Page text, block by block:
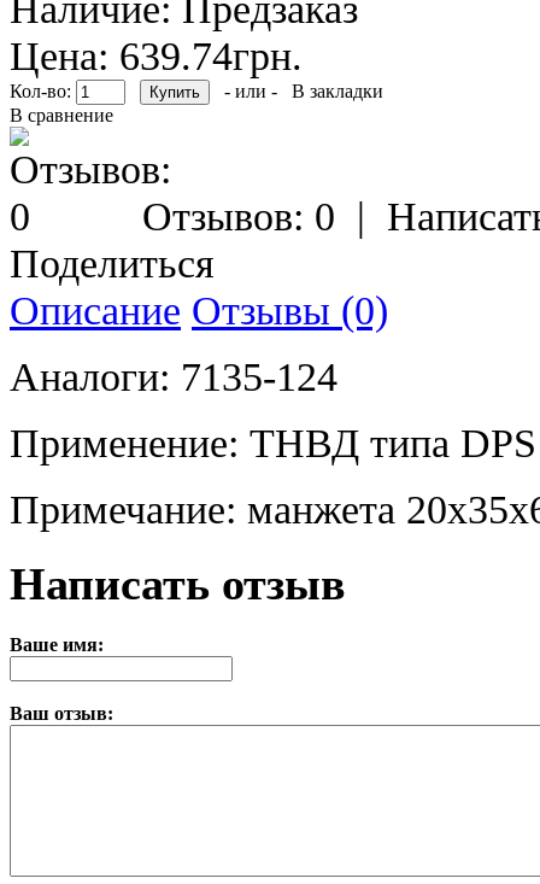
Цена: 639.74грн.
Кол-во: - или -
В закладки
В сравнение
Отзывов: 0 |
Поделиться
Описание Отзывы (0)
Аналоги: 7135-124
Применение: ТНВД типа DPS
Примечание: манжета
Написать отзыв
Ваше имя:
Ваш отзыв: